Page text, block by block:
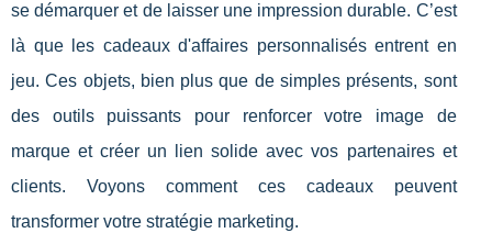
se démarquer et de laisser une impression durable. C’est
là que les cadeaux d'affaires personnalisés entrent en
jeu. Ces objets, bien plus que de simples présents, sont
des outils puissants pour renforcer votre image de
marque et créer un lien solide avec vos partenaires et
clients. Voyons comment ces cadeaux peuvent
transformer votre stratégie marketing.